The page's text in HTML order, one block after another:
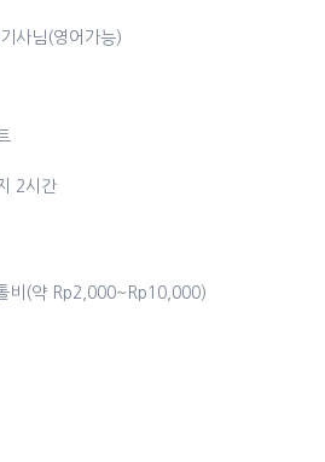
신청서 접수
로 로비미팅 후 기사님께 바우처 제
기 작성 후 아메리카노 즐기기
사님(영어가능)
2시간
비(약 Rp2,000~Rp10,000)